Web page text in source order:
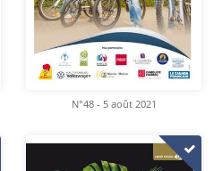
N°48 - 5 août 2021